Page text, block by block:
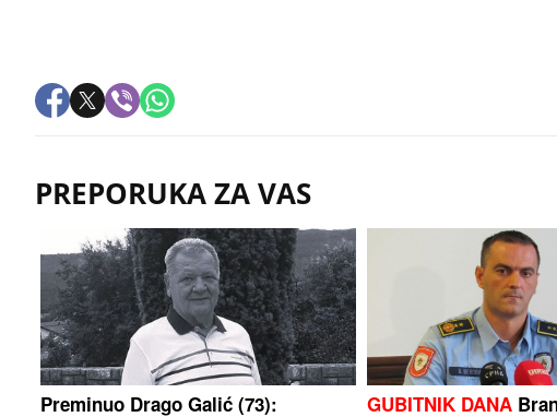
PREPORUKA ZA VAS
Preminuo Drago Galić (73):
GUBITNIK DANA